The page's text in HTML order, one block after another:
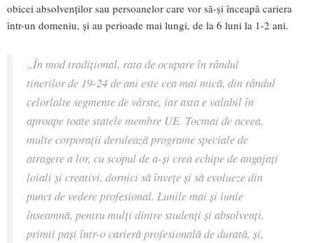
obicei absolvenților sau persoanelor care vor să-și înceapă cariera
într-un domeniu, și au perioade mai lungi, de la 6 luni la 1-2 ani.
„În mod tradițional, rata de ocupare în rândul
tinerilor de 19-24 de ani este cea mai mică, din rândul
celorlalte segmente de vârste, iar asta e valabil în
aproape toate statele membre UE. Tocmai de aceea,
multe corporații derulează programe speciale de
atragere a lor, cu scopul de a-și crea echipe de angajați
loiali și creativi, dornici să învețe și să evolueze din
punct de vedere profesional. Lunile mai și iunie
înseamnă, pentru mulți dintre studenți și absolvenți,
primii pași într-o carieră profesională de durată, și,